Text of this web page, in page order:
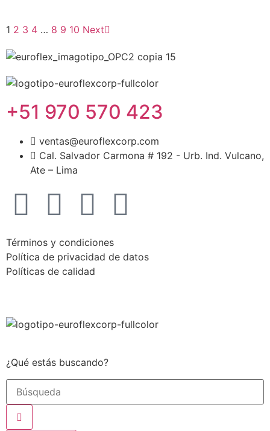
1 2 3 4 … 8 9 10 Next
+51 970 570 423
ventas@euroflexcorp.com
Cal. Salvador Carmona # 192 - Urb. Ind. Vulcano,
Ate – Lima
Términos y condiciones
Política de privacidad de datos
Políticas de calidad
¿Qué estás buscando?